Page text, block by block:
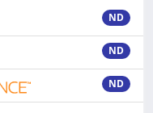
ND
ND
ND